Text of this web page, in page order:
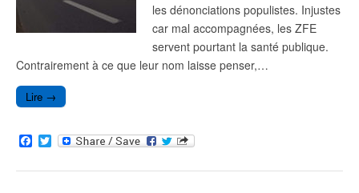
les dénonciations populistes. Injustes
car mal accompagnées, les ZFE
servent pourtant la santé publique.
Contrairement à ce que leur nom laisse penser,…
Lire →
F
a
c
T
w
i